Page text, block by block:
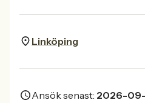
Linköping
Ansök senast: 2026-09-